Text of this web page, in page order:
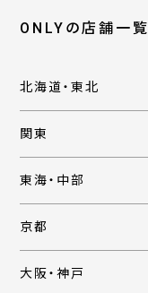
ONLYの店舗一覧
北海道・東北
関東
東海・中部
京都
大阪・神戸